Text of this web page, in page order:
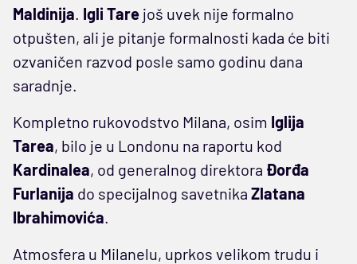
Maldinija. Igli Tare još uvek nije formalno
otpušten, ali je pitanje formalnosti kada će biti
ozvaničen razvod posle samo godinu dana
saradnje.
Kompletno rukovodstvo Milana, osim Iglija
Tarea, bilo je u Londonu na raportu kod
Kardinalea, od generalnog direktora Đorđa
Furlanija do specijalnog savetnika Zlatana
Ibrahimovića.
Atmosfera u Milanelu, uprkos velikom trudu i